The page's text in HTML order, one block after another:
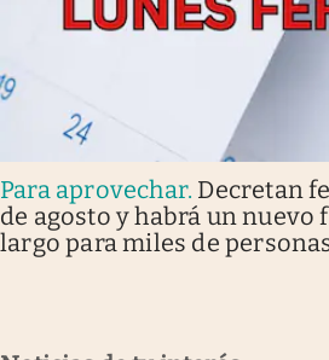
Para aprovechar. Decretan
de agosto y habrá un nuevo
largo para miles de